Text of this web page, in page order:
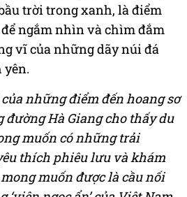
trời trong xanh, là điểm
ngắm nhìn và chìm đắm
vĩ của những dãy núi đá
những điểm đến hoang sơ
đường Hà Giang cho thấy du
muốn có những trải
thích phiêu lưu và khám
muốn được là cầu nối